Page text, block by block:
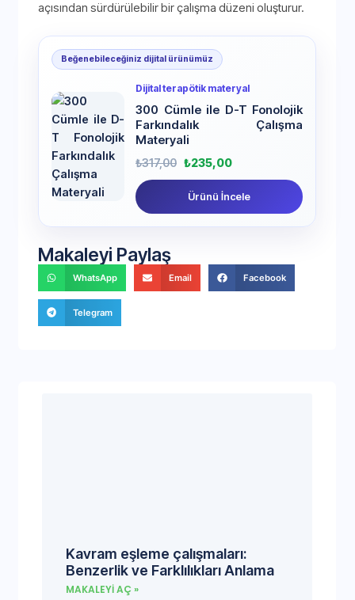
açısından sürdürülebilir bir çalışma düzeni oluşturur.
Beğenebileceğiniz dijital ürünümüz
Dijital terapötik materyal
300 Cümle ile D-T Fonolojik
Farkındalık Çalışma
Materyali
₺317,00 ₺235,00
Ürünü İncele
Makaleyi Paylaş
WhatsApp Email Facebook
Telegram
Kavram eşleme çalışmaları:
Benzerlik ve Farklılıkları Anlama
MAKALEYI AÇ »